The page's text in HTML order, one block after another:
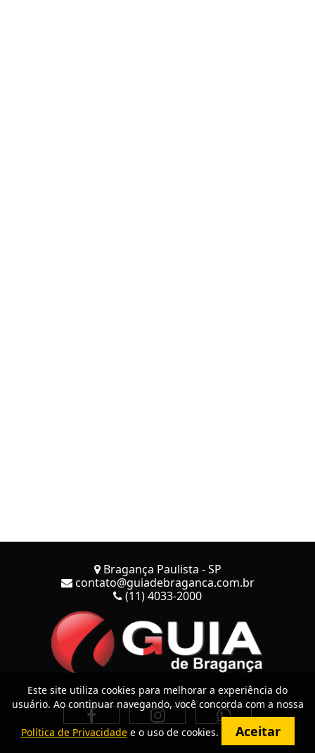
Bragança Paulista - SP
contato@guiadebraganca.com.br
(11) 4033-2000
Este site utiliza cookies para melhorar a experiência do
usuário. Ao continuar navegando, você concorda com a nossa
Política de Privacidadee o uso de cookies. Aceitar